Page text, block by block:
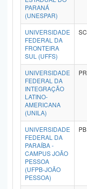
PARANÁ
(UNESPAR)
UNIVERSIDADE
FEDERAL DA
FRONTEIRA
SUL (UFFS)
SC
UNIVERSIDADE
FEDERAL DA
INTEGRAÇÃO
LATINO-
AMERICANA
(UNILA)
PR
UNIVERSIDADE
FEDERAL DA
PARAÍBA -
CAMPUS JOÃO
PESSOA
(UFPB-JOÃO
PESSOA)
PB